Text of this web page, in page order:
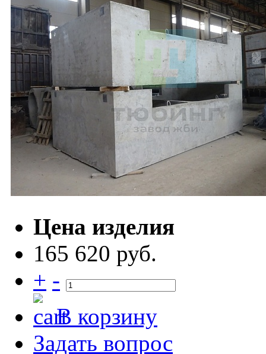
Цена изделия
165 620 руб.
+ -
В корзину
Задать вопрос